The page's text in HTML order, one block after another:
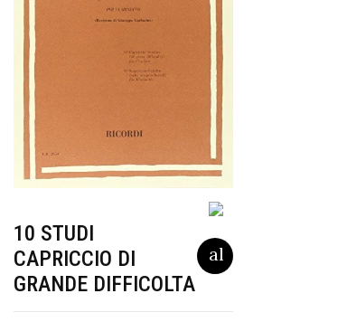
10 STUDI
CAPRICCIO DI
GRANDE DIFFICOLTA